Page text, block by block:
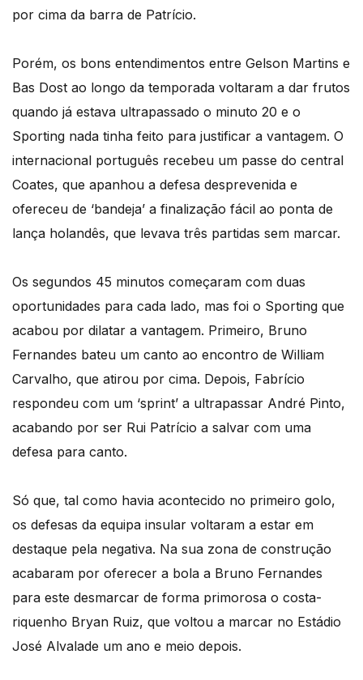
por cima da barra de Patrício.
Porém, os bons entendimentos entre Gelson Martins e
Bas Dost ao longo da temporada voltaram a dar frutos
quando já estava ultrapassado o minuto 20 e o
Sporting nada tinha feito para justificar a vantagem. O
internacional português recebeu um passe do central
Coates, que apanhou a defesa desprevenida e
ofereceu de ‘bandeja’ a finalização fácil ao ponta de
lança holandês, que levava três partidas sem marcar.
Os segundos 45 minutos começaram com duas
oportunidades para cada lado, mas foi o Sporting que
acabou por dilatar a vantagem. Primeiro, Bruno
Fernandes bateu um canto ao encontro de William
Carvalho, que atirou por cima. Depois, Fabrício
respondeu com um ‘sprint’ a ultrapassar André Pinto,
acabando por ser Rui Patrício a salvar com uma
defesa para canto.
Só que, tal como havia acontecido no primeiro golo,
os defesas da equipa insular voltaram a estar em
destaque pela negativa. Na sua zona de construção
acabaram por oferecer a bola a Bruno Fernandes
para este desmarcar de forma primorosa o costa-
riquenho Bryan Ruiz, que voltou a marcar no Estádio
José Alvalade um ano e meio depois.